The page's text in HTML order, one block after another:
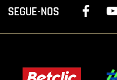
SEGUE-NOS